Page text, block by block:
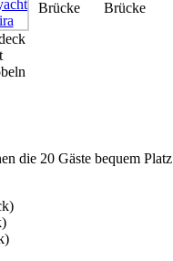
Brücke Brücke
die 20 Gäste bequem Platz